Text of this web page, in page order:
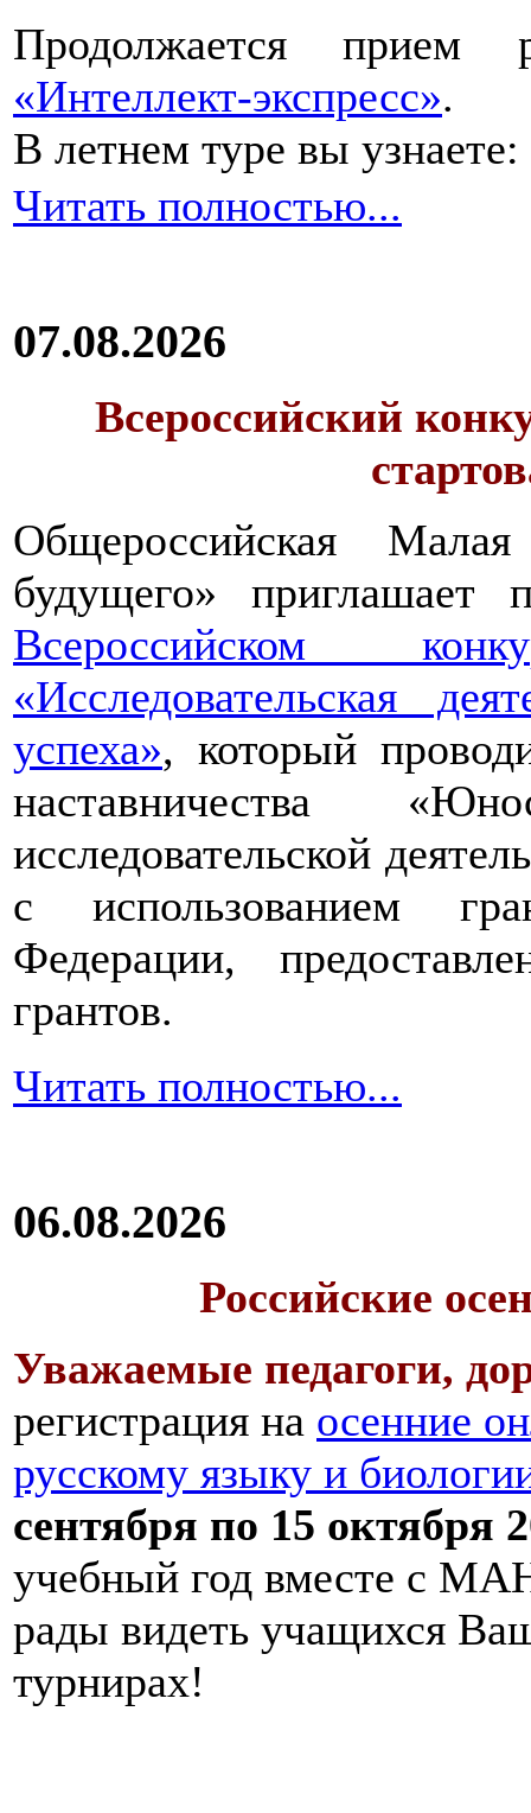
Продолжается прием
«Интеллект-экспресс».
В летнем туре вы узнаете:
Читать полностью...
07.08.2026
Всероссийский
Общероссийская
будущего» приглашает
Всероссийском
«Исследовательская
успеха», который
наставничества
исследовательской
с использованием
Федерации,
грантов.
Читать полностью...
06.08.2026
Российские
Уважаемые педагоги,
регистрация на осенние
русскому языку и
сентября по 15 октября
учебный год вместе с
рады видеть учащихся
турнирах!